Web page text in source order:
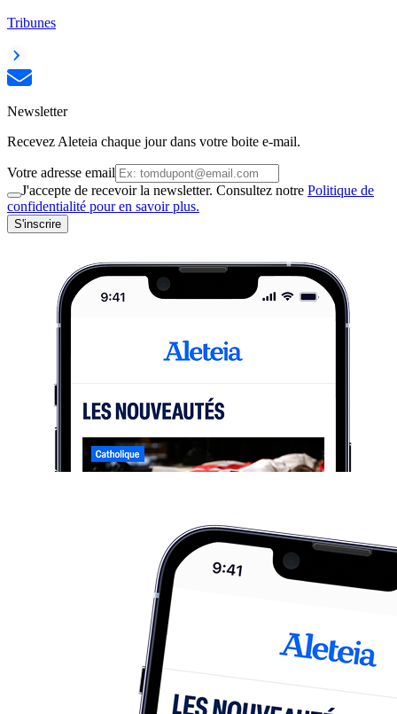
Tribunes
Newsletter
Recevez Aleteia chaque jour dans votre boite e-mail.
Votre adresse email
J'accepte de recevoir la newsletter. Consultez notre Politique de
confidentialité pour en savoir plus.
S'inscrire